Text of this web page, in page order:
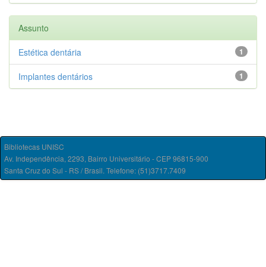
Assunto
1
Estética dentária
1
Implantes dentários
Bibliotecas UNISC
Av. Independência, 2293, Bairro Universitário - CEP 96815-900
Santa Cruz do Sul - RS / Brasil. Telefone: (51)3717.7409